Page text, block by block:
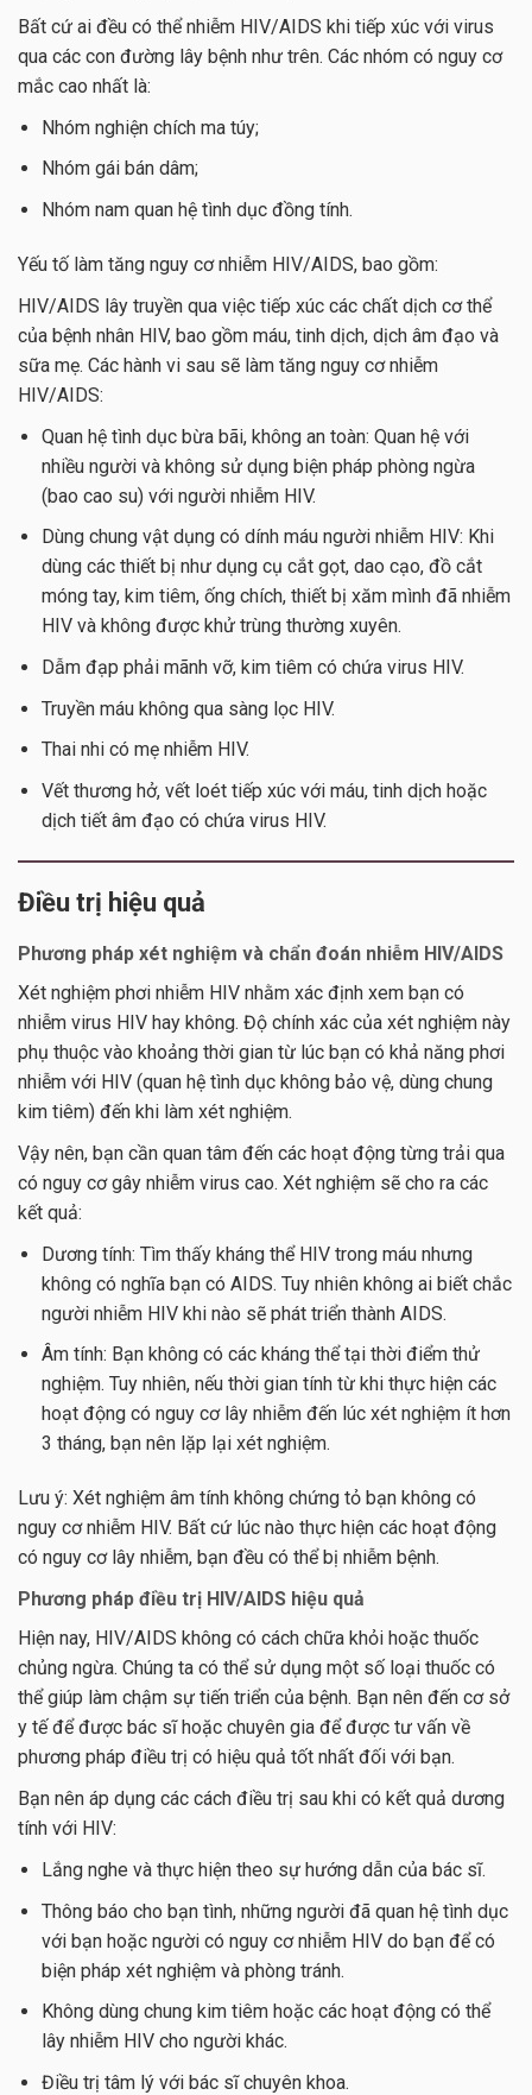
Bất cứ ai đều có thể nhiễm HIV/AIDS khi tiếp xúc với virus
qua các con đường lây bệnh như trên. Các nhóm có nguy cơ
mắc cao nhất là:
Nhóm nghiện chích ma túy;
Nhóm gái bán dâm;
Nhóm nam quan hệ tình dục đồng tính.
Yếu tố làm tăng nguy cơ nhiễm HIV/AIDS, bao gồm:
HIV/AIDS lây truyền qua việc tiếp xúc các chất dịch cơ thể
của bệnh nhân HIV, bao gồm máu, tinh dịch, dịch âm đạo và
sữa mẹ. Các hành vi sau sẽ làm tăng nguy cơ nhiễm
HIV/AIDS:
Quan hệ tình dục bừa bãi, không an toàn: Quan hệ với
nhiều người và không sử dụng biện pháp phòng ngừa
(bao cao su) với người nhiễm HIV.
Dùng chung vật dụng có dính máu người nhiễm HIV: Khi
dùng các thiết bị như dụng cụ cắt gọt, dao cạo, đồ cắt
móng tay, kim tiêm, ống chích, thiết bị xăm mình đã nhiễm
HIV và không được khử trùng thường xuyên.
Dẫm đạp phải mãnh vỡ, kim tiêm có chứa virus HIV.
Truyền máu không qua sàng lọc HIV.
Thai nhi có mẹ nhiễm HIV.
Vết thương hở, vết loét tiếp xúc với máu, tinh dịch hoặc
dịch tiết âm đạo có chứa virus HIV.
Điều trị hiệu quả
Phương pháp xét nghiệm và chẩn đoán nhiễm HIV/AIDS
Xét nghiệm phơi nhiễm HIV nhằm xác định xem bạn có
nhiễm virus HIV hay không. Độ chính xác của xét nghiệm này
phụ thuộc vào khoảng thời gian từ lúc bạn có khả năng phơi
nhiễm với HIV (quan hệ tình dục không bảo vệ, dùng chung
kim tiêm) đến khi làm xét nghiệm.
Vậy nên, bạn cần quan tâm đến các hoạt động từng trải qua
có nguy cơ gây nhiễm virus cao. Xét nghiệm sẽ cho ra các
kết quả:
Dương tính: Tìm thấy kháng thể HIV trong máu nhưng
không có nghĩa bạn có AIDS. Tuy nhiên không ai biết chắc
người nhiễm HIV khi nào sẽ phát triển thành AIDS.
Âm tính: Bạn không có các kháng thể tại thời điểm thử
nghiệm. Tuy nhiên, nếu thời gian tính từ khi thực hiện các
hoạt động có nguy cơ lây nhiễm đến lúc xét nghiệm ít hơn
3 tháng, bạn nên lặp lại xét nghiệm.
Lưu ý: Xét nghiệm âm tính không chứng tỏ bạn không có
nguy cơ nhiễm HIV. Bất cứ lúc nào thực hiện các hoạt động
có nguy cơ lây nhiễm, bạn đều có thể bị nhiễm bệnh.
Phương pháp điều trị HIV/AIDS hiệu quả
Hiện nay, HIV/AIDS không có cách chữa khỏi hoặc thuốc
chủng ngừa. Chúng ta có thể sử dụng một số loại thuốc có
thể giúp làm chậm sự tiến triển của bệnh. Bạn nên đến cơ sở
y tế để được bác sĩ hoặc chuyên gia để được tư vấn về
phương pháp điều trị có hiệu quả tốt nhất đối với bạn.
Bạn nên áp dụng các cách điều trị sau khi có kết quả dương
tính với HIV:
Lắng nghe và thực hiện theo sự hướng dẫn của bác sĩ.
Thông báo cho bạn tình, những người đã quan hệ tình dục
với bạn hoặc người có nguy cơ nhiễm HIV do bạn để có
biện pháp xét nghiệm và phòng tránh.
Không dùng chung kim tiêm hoặc các hoạt động có thể
lây nhiễm HIV cho người khác.
Điều trị tâm lý với bác sĩ chuyên khoa.